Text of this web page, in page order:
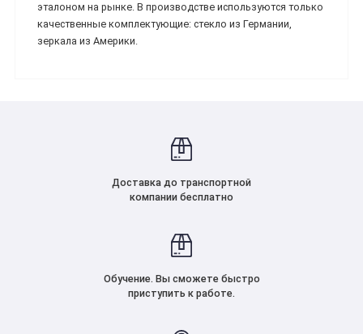
эталоном на рынке. В производстве используются только
качественные комплектующие: стекло из Германии,
зеркала из Америки.
Доставка до транспортной
компании бесплатно
Обучение. Вы сможете быстро
приступить к работе.